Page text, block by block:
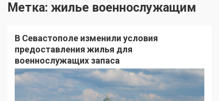
Метка: жилье военнослужащим
В Севастополе изменили условия
предоставления жилья для
военнослужащих запаса